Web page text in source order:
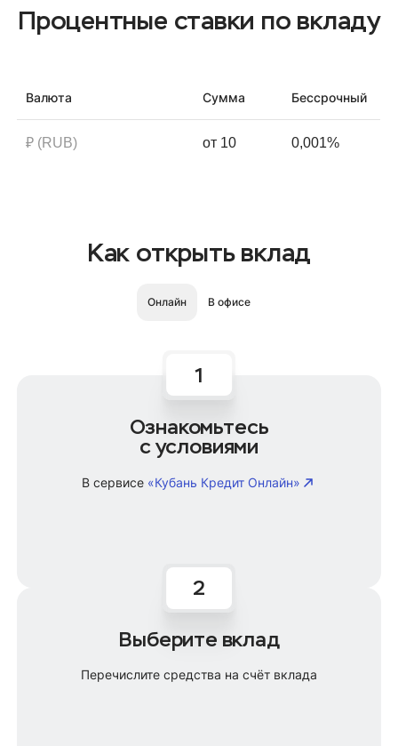
Процентные ставки по вкладу
Валюта Сумма Бессрочный
₽ (RUB) от 10 0,001%
Как открыть вклад
Онлайн В офисе
Ознакомьтесь
с условиями
В сервисе «Кубань Кредит Онлайн»
Выберите вклад
Перечислите средства на счёт вклада